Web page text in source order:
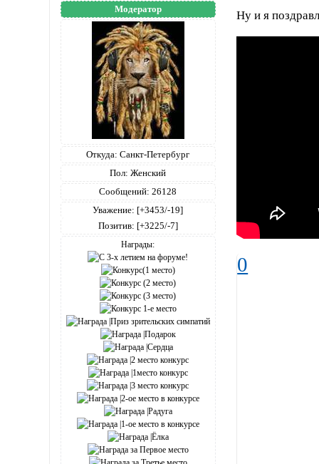
Модератор
Откуда: Санкт-Петербург
Пол: Женский
Сообщений: 26128
Уважение: [+3453/-19]
Позитив: [+3225/-7]
Награды:
Ну и я
0